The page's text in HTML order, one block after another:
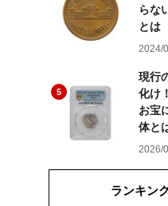
らな
とは
2024/
5
現行
化け
お宝
体と
2026/
ランキン